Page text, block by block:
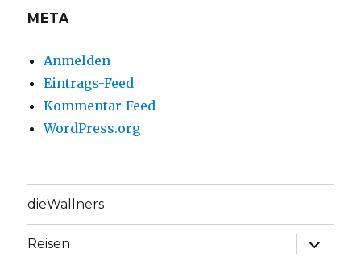
META
Anmelden
Eintrags-Feed
Kommentar-Feed
WordPress.org
dieWallners
Reisen